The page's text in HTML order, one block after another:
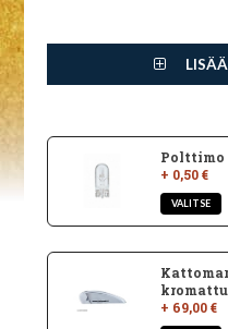
Polttimo
+ 0,50 €
+ 69,00 €